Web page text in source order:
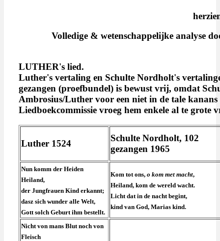
Volledige & wetenschappelijke analyse
LUTHER's lied.
Luther's vertaling en Schulte Nordholt's
gezangen (proefbundel) is bewust vrij, omdat
Ambrosius/Luther voor een niet in de tale kanans
Liedboekcommissie vroeg hem enkele al te grote
Luther 1524
Schulte Nordholt, 102
gezangen 1965
Nun komm der Heiden
Heiland,
der Jungfrauen Kind erkannt;
dasz sich wunder alle Welt,
Gott solch Geburt ihm bestellt.
Kom tot ons, o kom met macht,
Heiland, kom de wereld wacht.
Licht dat in de nacht begint,
kind van God, Marias kind.
Nicht von mans Blut noch von
Fleisch